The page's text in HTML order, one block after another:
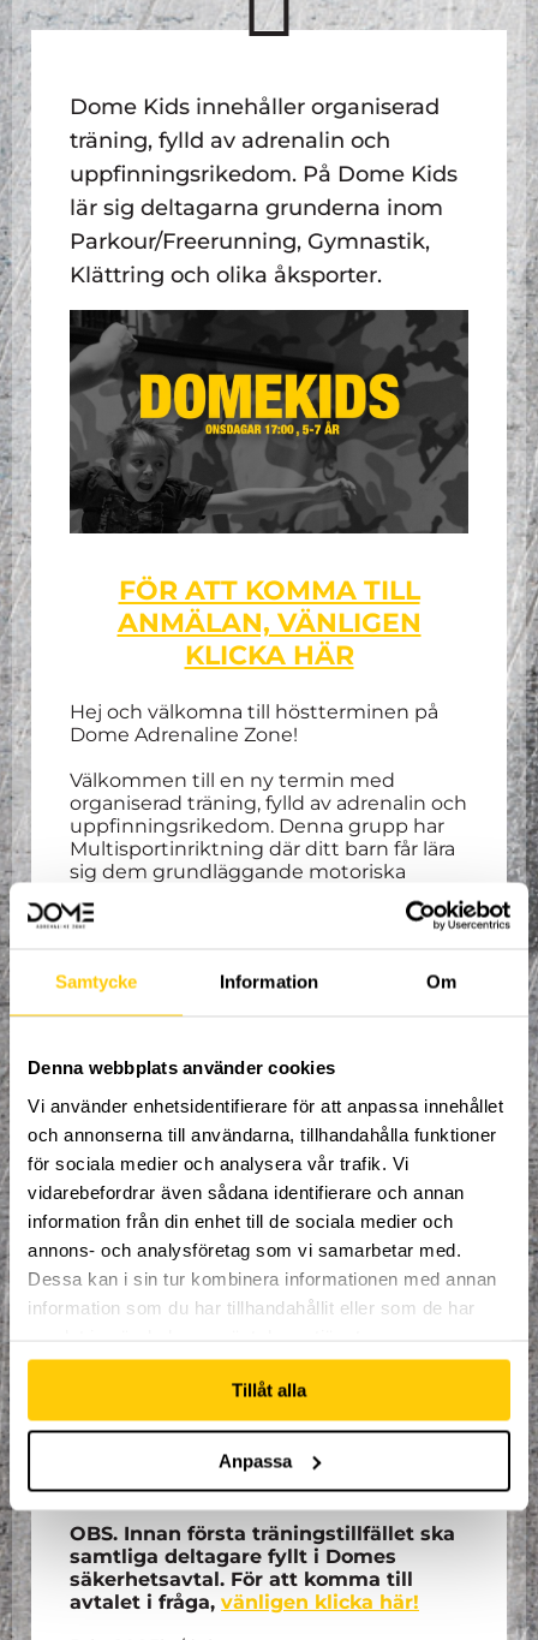
Samtycke Information Om
Denna webbplats använder cookies
Vi använder enhetsidentifierare för att anpassa innehållet
och annonserna till användarna, tillhandahålla funktioner
för sociala medier och analysera vår trafik. Vi
vidarebefordrar även sådana identifierare och annan
information från din enhet till de sociala medier och
annons- och analysföretag som vi samarbetar med.
Dessa kan i sin tur kombinera informationen med annan
information som du har tillhandahållit eller som de har
Tillåt alla
Anpassa
Dome Kids innehåller organiserad
träning, fylld av adrenalin och
uppfinningsrikedom. På Dome Kids
lär sig deltagarna grunderna inom
Parkour/Freerunning, Gymnastik,
Klättring och olika åksporter.
FÖR ATT KOMMA TILL
ANMÄLAN, VÄNLIGEN
KLICKA HÄR
Hej och välkomna till höstterminen på
Dome Adrenaline Zone!
Välkommen till en ny termin med
organiserad träning, fylld av adrenalin och
uppfinningsrikedom. Denna grupp har
Multisportinriktning där ditt barn får lära
sig dem grundläggande motoriska
övningarna inom bland annat gymnastik,
parkour, trampolin och ett flertal
träningen samt vara behjälplig vid behov.
Spontanitet, glädje och kamratskap är
Alla mellan 5 – 7 år är välkomna att delta.
Träning varjeonsdag 17:00-18:00.
Höstterminen pågår från
2:e
septembervecka 36 till och med 15:e
december vecka 50. Uppehåll vecka 44
för höstlov. Gemensam avslutning för
samtliga grupper torsdagen 19:e
OBS. Åldern i Dome Academys grupper
fungerar som riktlinje. Inte något man
ett par trampolinstrumpor såväl som
timmes entré varje veckasom
träningen. Denna entré går inte att
justera till andra dagar eller tider.
OBS. Innan första träningstillfället ska
samtliga deltagare fyllt i Domes
säkerhetsavtal. För att komma till
avtalet i fråga, vänligen klicka här!